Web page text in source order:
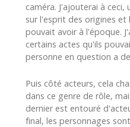
caméra. J'ajouterai à
sur l'esprit des origines et
pouvait avoir à l'époque.
certains actes qu'ils
personne en question a
Puis côté acteurs, cela
dans ce genre de rôle,
dernier est entouré
final, les personnages